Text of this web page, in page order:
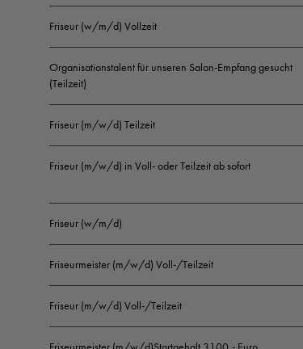
Friseur (w/m/d) Vollzeit
Organisationstalent für unseren Salon-Empfang gesucht
(Teilzeit)
Friseur (m/w/d) Teilzeit
Friseur (m/w/d) in Voll- oder Teilzeit ab sofort
Friseur (w/m/d)
Friseurmeister (m/w/d) Voll-/Teilzeit
Friseur (m/w/d) Voll-/Teilzeit